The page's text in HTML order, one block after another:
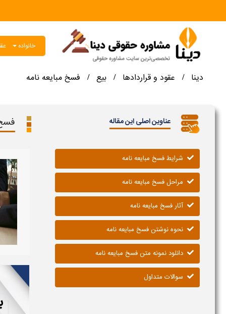
خانواده
دینا / عقود و قراردادها / بیع / فسخ مبایعه نامه
عناوین اصلی این مقاله
شرایط فسخ مبایعه نامه
مراحل فسخ مبایعه نامه
آثار فسخ مبایعه نامه
نحوه نوشتن فسخ مبایعه نامه
دانلود نمونه متن فسخ مبایعه نامه
سوالات متداول